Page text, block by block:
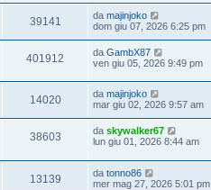
39141 da majinjoko
dom giu 07, 2026 6:25 pm
401912 da GambX87
ven giu 05, 2026 9:49 pm
14020 da majinjoko
mar giu 02, 2026 9:57 am
38603 da skywalker67
lun giu 01, 2026 8:44 am
13139 da tonno86
mer mag 27, 2026 5:01 pm